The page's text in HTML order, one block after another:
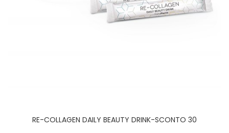
RE-COLLAGEN DAILY BEAUTY DRINK-SCONTO 30